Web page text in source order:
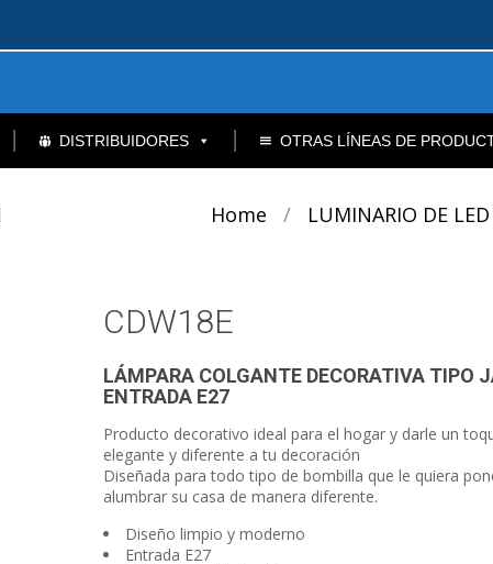
DISTRIBUIDORES OTRAS LÍNEAS DE
Home / LUMINARIO DE LED
CDW18E
LÁMPARA COLGANTE DECORATIVA TIPO
ENTRADA E27
Producto decorativo ideal para el hogar y darle un
elegante y diferente a tu decoración
Diseñada para todo tipo de bombilla que le quiera
alumbrar su casa de manera diferente.
Diseño limpio y moderno
Entrada E27